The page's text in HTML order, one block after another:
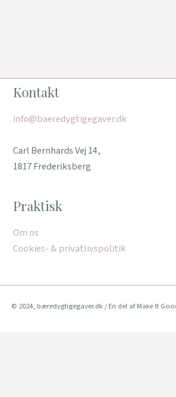
Kontakt
info@baeredygtigegaver.dk
Carl Bernhards Vej 14,
1817 Frederiksberg
Praktisk
Om os
Cookies- & privatlivspolitik
© 2024, bæredygtigegaver.dk / En del af Make It